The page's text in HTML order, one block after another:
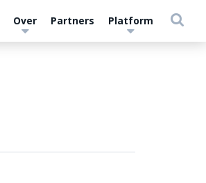
Over Partners Platform